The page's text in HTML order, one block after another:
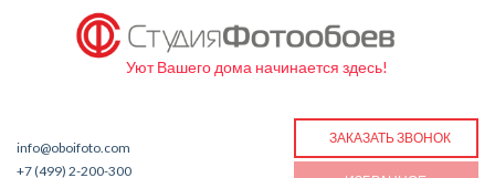
Уют Вашего дома начинается здесь!
info@oboifoto.com
+7 (499) 2-200-300
ЗАКАЗАТЬ ЗВОНОК